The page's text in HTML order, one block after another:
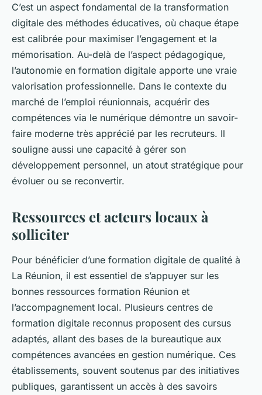
C’est un aspect fondamental de la transformation
digitale des méthodes éducatives, où chaque étape
est calibrée pour maximiser l’engagement et la
mémorisation. Au-delà de l’aspect pédagogique,
l’autonomie en formation digitale apporte une vraie
valorisation professionnelle. Dans le contexte du
marché de l’emploi réunionnais, acquérir des
compétences via le numérique démontre un savoir-
faire moderne très apprécié par les recruteurs. Il
souligne aussi une capacité à gérer son
développement personnel, un atout stratégique pour
évoluer ou se reconvertir.
Ressources et acteurs locaux à
solliciter
Pour bénéficier d’une formation digitale de qualité à
La Réunion, il est essentiel de s’appuyer sur les
bonnes ressources formation Réunion et
l’accompagnement local. Plusieurs centres de
formation digitale reconnus proposent des cursus
adaptés, allant des bases de la bureautique aux
compétences avancées en gestion numérique. Ces
établissements, souvent soutenus par des initiatives
publiques, garantissent un accès à des savoirs